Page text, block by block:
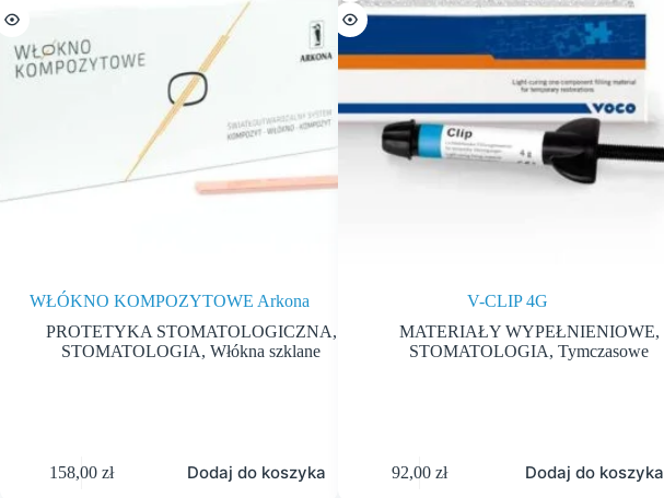
WŁÓKNO KOMPOZYTOWE Arkona
PROTETYKA STOMATOLOGICZNA,
STOMATOLOGIA,Włókna szklane
158,00zł Dodaj do koszyka
V-CLIP 4G
MATERIAŁY WYPEŁNIENIOWE,
STOMATOLOGIA,Tymczasowe
92,00zł Dodaj do koszyka